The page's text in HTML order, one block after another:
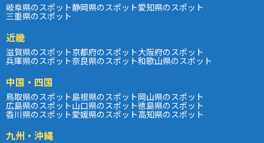
岐阜県のスポット静岡県のスポット愛知県のスポット
三重県のスポット
近畿
滋賀県のスポット京都府のスポット大阪府のスポット
兵庫県のスポット奈良県のスポット和歌山県のスポット
中国・四国
鳥取県のスポット島根県のスポット岡山県のスポット
広島県のスポット山口県のスポット徳島県のスポット
香川県のスポット愛媛県のスポット高知県のスポット
九州・沖縄